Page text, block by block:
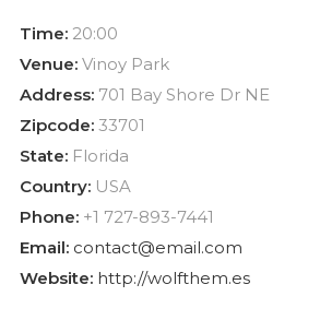
Time:20:00
Venue:Vinoy Park
Address:701 Bay Shore Dr NE
Zipcode:33701
State:Florida
Country:USA
Phone:+1 727-893-7441
Email: contact@email.com
Website: http://wolfthem.es